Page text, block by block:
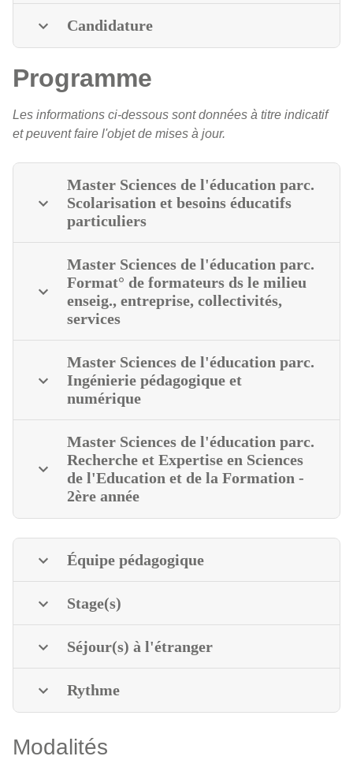
Candidature
Programme
Les informations ci-dessous sont données à titre indicatif
et peuvent faire l'objet de mises à jour.
Master Sciences de l'éducation parc.
Scolarisation et besoins éducatifs
particuliers
Master Sciences de l'éducation parc.
Format° de formateurs ds le milieu
enseig., entreprise, collectivités,
services
Master Sciences de l'éducation parc.
Ingénierie pédagogique et
numérique
Master Sciences de l'éducation parc.
Recherche et Expertise en Sciences
de l'Education et de la Formation -
2ère année
Équipe pédagogique
Stage(s)
Séjour(s) à l'étranger
Rythme
Modalités